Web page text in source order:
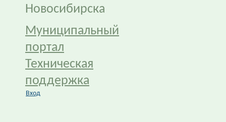
Новосибирска
Муниципальный
портал
Техническая
поддержка
Вход